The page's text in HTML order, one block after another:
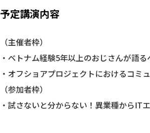
予定講演内容
（主催者枠）
・ベトナム経験5年以上のおじさんが語
・オフショアプロジェクトにおけるコミ
（参加者枠）
・試さないと分からない！異業種からIT